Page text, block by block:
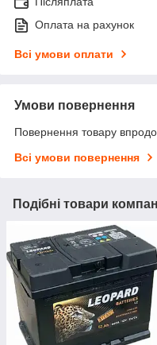
Оплата на рахунок
Всі умови оплати
Умови повернення
Повернення товару
Всі умови повернення
Подібні товари